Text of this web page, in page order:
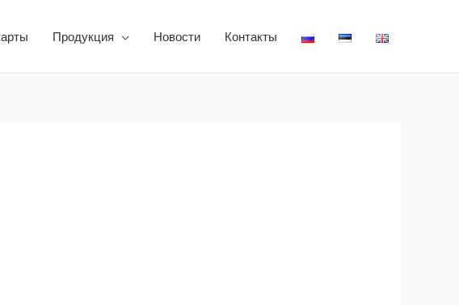
Продукция Новости Контакты